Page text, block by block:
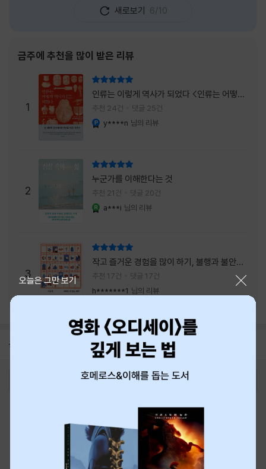
럼 가장 달콤하고 찬란한 계절인 여름. 하지만
그 여름도 끝이 있다. 그리고 클라이밍의 피치
피치』는 끝나가는 여름의 아쉬움과 새로운 계
의미하는 제목이었다. 소설은 각자의 '여름'을
잃어버린 다섯 인물들의 이야기를 담고 있다.
👧연인에게 이별을 통보받고 외모를 향한 악성
댓글로 인해 카메라 앞에 설 수 없게 된 요리 유
튜버
새로보기 6/10
금주에 추천을 많이 받은 리뷰
1
인류는 이렇게 역사가 되었다 <인류는 어떻게
역사가 되었나>
추천 24건 댓글 25건
y****n 님의 리뷰
2
누군가를 이해한다는 것
추천 21건 댓글 20건
a***i 님의 리뷰
3
작고 즐거운 경험을 많이 하기, 불행과 불안을
회피하지 말기, 그리고 좋은 사람을 많이 만나
기.
추천 17건
댓글 17건
h*******1 님의 리뷰
공지 8월 신용카드 무이자할부 안내
오늘은 그만 보기
최근 본 상품
티켓 1544-6399
중고샵 1566-4295
eBook 1:1문의/채팅상담
예스이십사(주) 사업자 정보
이용약관
개인정보처리방침
청소년보호정책
PC버전
회사소개 거래처관계자께